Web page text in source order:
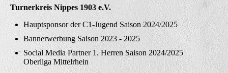
Turnerkreis Nippes 1903 e.V.
Hauptsponsor der C1-Jugend Saison 2024/2025
Bannerwerbung Saison 2023 - 2025
Social Media Partner 1. Herren Saison 2024/2025
Oberliga Mittelrhein